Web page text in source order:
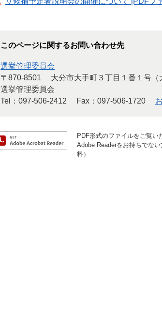
このページに関するお問い合わせ先
選挙管理委員会
〒870-8501
大分市大手町３丁目１番１号（
選挙管理委員会
Tel：097-506-2412
Fax：097-506-1720
PDF形式のファイルをご覧い
Adobe Readerをお持ちでな
料）